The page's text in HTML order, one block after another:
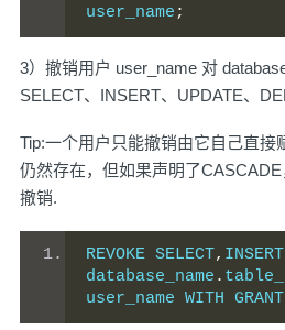
user_name ;
3）撤销用户 user_name 对
SELECT、INSERT、UPDATE、
Tip:一个用户只能撤销由它自己直接
仍然存在，但如果声明了
撤销.
REVOKE SELECT, INSERT
database_name .
user_name WITH